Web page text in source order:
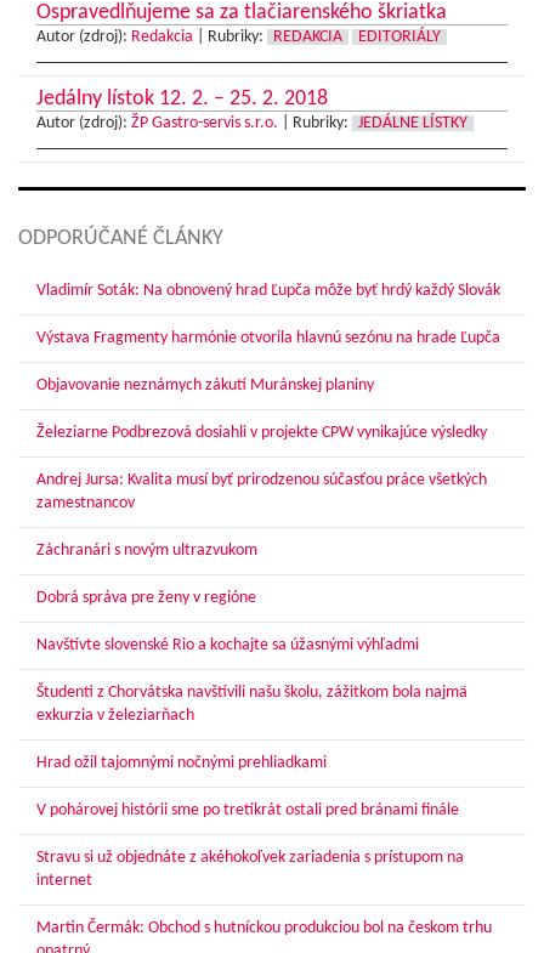
Ospravedlňujeme sa za tlačiarenského škriatka
Autor (zdroj): Redakcia Rubriky: REDAKCIA EDITORIÁLY
Jedálny lístok 12. 2. – 25. 2. 2018
Autor (zdroj): ŽP Gastro-servis s.r.o. Rubriky: JEDÁLNE LÍSTKY
ODPORÚČANÉ ČLÁNKY
Vladimír Soták: Na obnovený hrad Ľupča môže byť hrdý každý Slovák
Výstava Fragmenty harmónie otvorila hlavnú sezónu na hrade Ľupča
Objavovanie neznámych zákutí Muránskej planiny
Železiarne Podbrezová dosiahli v projekte CPW vynikajúce výsledky
Andrej Jursa: Kvalita musí byť prirodzenou súčasťou práce všetkých
zamestnancov
Záchranári s novým ultrazvukom
Dobrá správa pre ženy v regióne
Navštívte slovenské Rio a kochajte sa úžasnými výhľadmi
Študenti z Chorvátska navštívili našu školu, zážitkom bola najmä
exkurzia v železiarňach
Hrad ožil tajomnými nočnými prehliadkami
V pohárovej histórii sme po tretíkrát ostali pred bránami finále
Stravu si už objednáte z akéhokoľvek zariadenia s prístupom na
internet
Martin Čermák: Obchod s hutníckou produkciou bol na českom trhu